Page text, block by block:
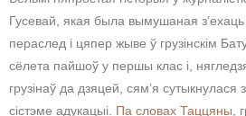
Гусевай, якая была вымушаная з’ехаць
пераслед і цяпер жыве ў грузінскім
сёлета пайшоў у першы клас і,
грузінаў да дзяцей, сям’я сутыкнулася
сістэме адукацыі. Па словах Таццяны ,